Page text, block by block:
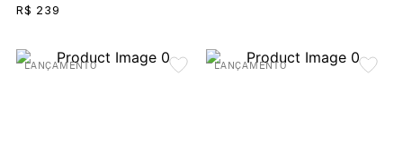
R$ 239
LANÇAMENTO LANÇAMENTO